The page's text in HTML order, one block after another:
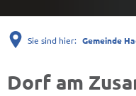
Sie sind hier: Gemeinde
Gemeinde
Dorf am